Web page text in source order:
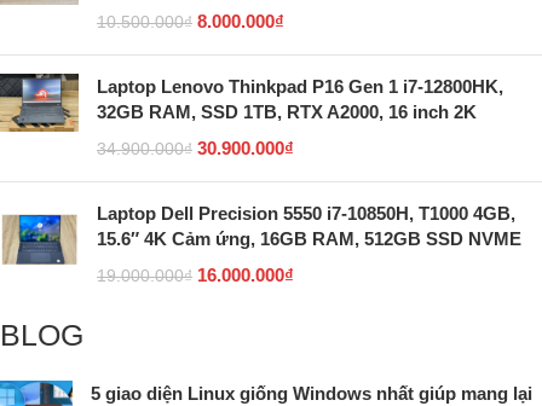
10.500.000₫ 8.000.000₫
Laptop Lenovo Thinkpad P16 Gen 1 i7-12800HK,
32GB RAM, SSD 1TB, RTX A2000, 16 inch 2K
34.900.000₫ 30.900.000₫
Laptop Dell Precision 5550 i7-10850H, T1000 4GB,
15.6″ 4K Cảm ứng, 16GB RAM, 512GB SSD NVME
19.000.000₫ 16.000.000₫
BLOG
5 giao diện Linux giống Windows nhất giúp mang lại